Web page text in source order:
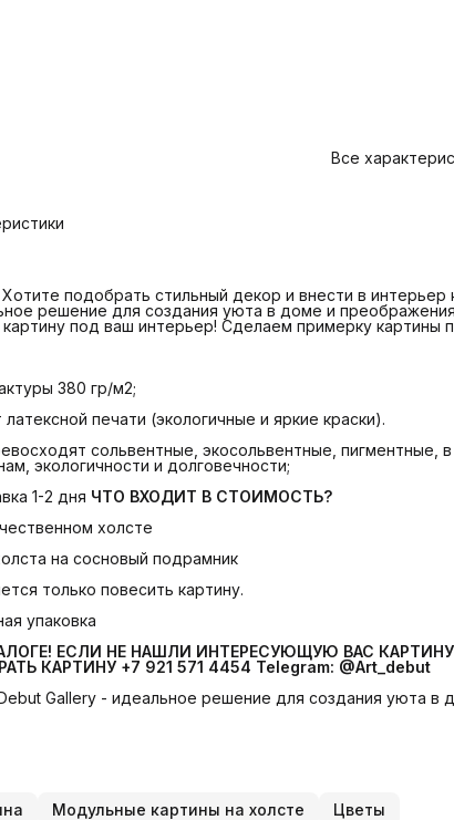
📌 Печать на
📌 Галерейная
📌 Крепление.
📌 Надежная
БОЛЬШЕ
ПОМОЖЕМ ВАМ
Картина на
для создания
Все
подобрать стильный декор и внести в интерьер
решение для создания уюта в доме и
под ваш интерьер! Сделаем примерку картины
380 гр/м2;
печати (экологичные и яркие краски).
сольвентные, экосольвентные, пигментные, в
экологичности и долговечности;
1-2 дня ЧТО ВХОДИТ В СТОИМОСТЬ?
холсте
на сосновый подрамник
только повесить картину.
упаковка
ЕСЛИ НЕ НАШЛИ ИНТЕРЕСУЮЩУЮ ВАС
КАРТИНУ +7 921 571 4454 Telegram: @Art_debut
Gallery - идеальное решение для создания уюта в
Модульные картины на холсте Цветы